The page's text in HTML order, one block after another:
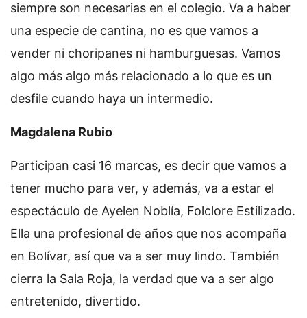
siempre son necesarias en el colegio. Va a haber
una especie de cantina, no es que vamos a
vender ni choripanes ni hamburguesas. Vamos
algo más algo más relacionado a lo que es un
desfile cuando haya un intermedio.
Magdalena Rubio
Participan casi 16 marcas, es decir que vamos a
tener mucho para ver, y además, va a estar el
espectáculo de Ayelen Noblía, Folclore Estilizado.
Ella una profesional de años que nos acompaña
en Bolívar, así que va a ser muy lindo. También
cierra la Sala Roja, la verdad que va a ser algo
entretenido, divertido.